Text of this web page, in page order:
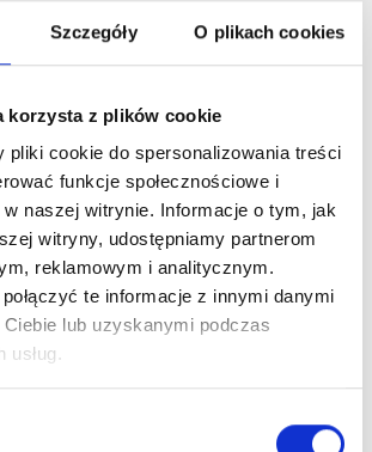
Szczegóły O plikach cookies
korzysta z plików cookie
pliki cookie do spersonalizowania treści
funkcje społecznościowe i
naszej witrynie. Informacje o tym, jak
witryny, udostępniamy partnerom
reklamowym i analitycznym.
te informacje z innymi danymi
lub uzyskanymi podczas
usług.
Zaloguj się
produkt z autoryzowanej
24h z magazynu w Polsce